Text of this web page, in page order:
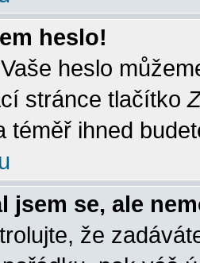
heslo!
heslo
stránce tlačítko
téměř ihned
jsem se, ale
že